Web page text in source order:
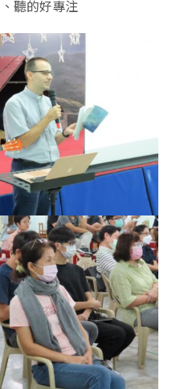
聽的好專注